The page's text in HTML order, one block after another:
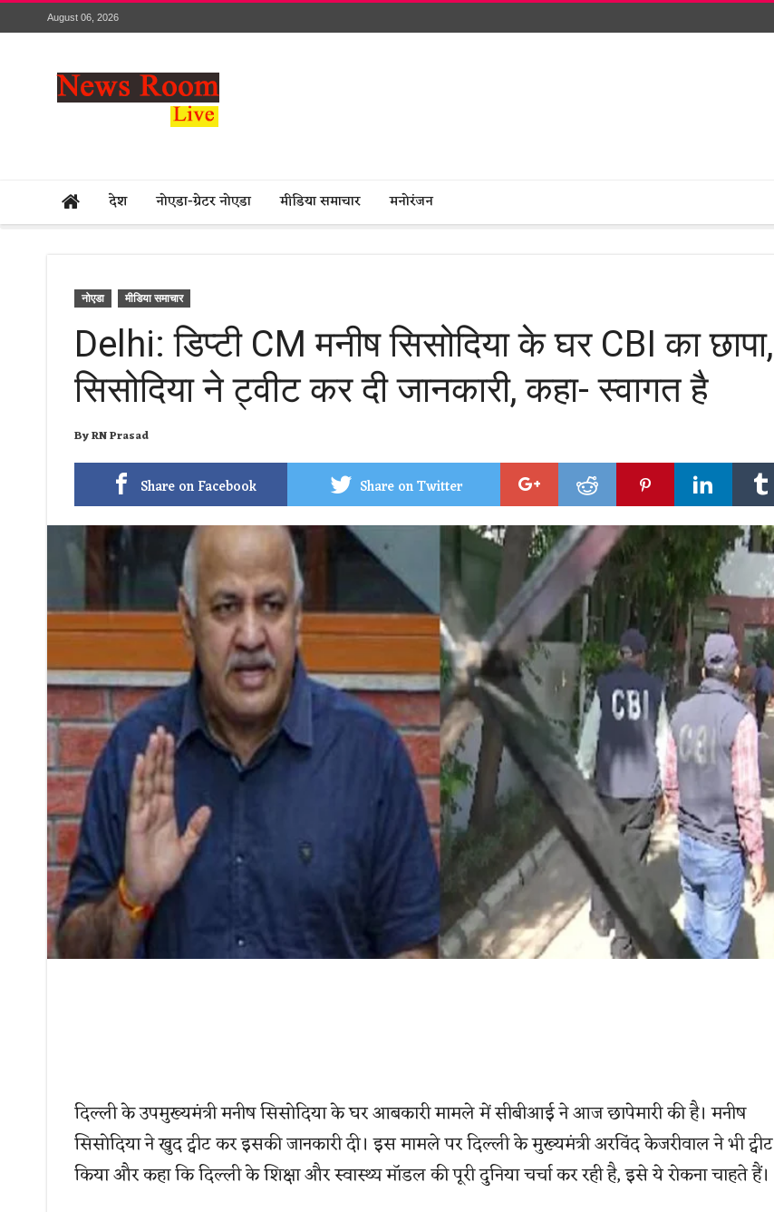
August 06, 2026
देश नोएडा-ग्रेटर नोएडा मीडिया समाचार मनोरंजन
नोएडा मीडिया समाचार
Delhi: डिप्टी CM मनीष सिसोदिया के घर CBI का छापा,
सिसोदिया ने ट्वीट कर दी जानकारी, कहा- स्वागत है
ByRN Prasad
Share on Facebook Share on Twitter
दिल्ली के उपमुख्यमंत्री मनीष सिसोदिया के घर आबकारी मामले में सीबीआई ने आज छापेमारी की है। मनीष
सिसोदिया ने खुद ट्वीट कर इसकी जानकारी दी। इस मामले पर दिल्ली के मुख्यमंत्री अरविंद केजरीवाल ने भी ट्वीट
किया और कहा कि दिल्ली के शिक्षा और स्वास्थ्य मॉडल की पूरी दुनिया चर्चा कर रही है, इसे ये रोकना चाहते हैं।